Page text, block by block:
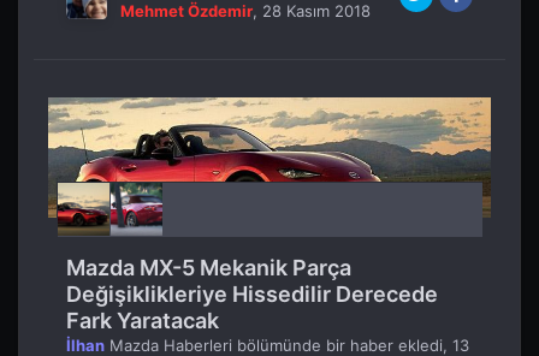
Mehmet Özdemir, 28 Kasım 2018
Mazda MX-5 Mekanik Parça
Değişiklikleriye Hissedilir Derecede
Fark Yaratacak
İlhan Mazda Haberleri bölümünde bir haber ekledi, 13